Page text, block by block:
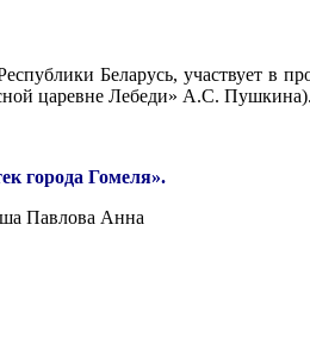
Беларусь, участвует в
царевне Лебеди» А.С. Пушкина).
города Гомеля».